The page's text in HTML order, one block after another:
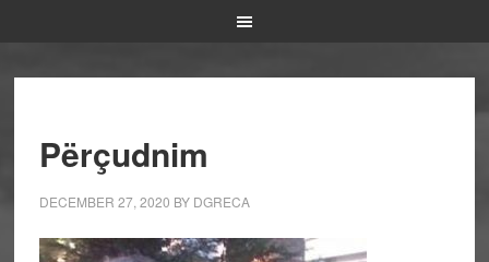
Përçudnim
DECEMBER 27, 2020 BY DGRECA